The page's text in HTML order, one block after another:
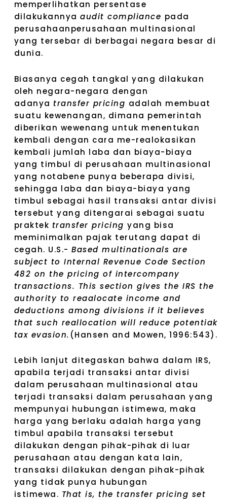
memperlihatkan persentase
dilakukannyaaudit compliance pada
perusahaanperusahaan multinasional
yang tersebar di berbagai negara besar di
dunia.
Biasanya cegah tangkal yang dilakukan
oleh negara-negara dengan
adanya transfer pricing adalah membuat
suatu kewenangan, dimana pemerintah
diberikan wewenang untuk menentukan
kembali dengan cara me-realokasikan
kembali jumlah laba dan biaya-biaya
yang timbul di perusahaan multinasional
yang notabene punya beberapa divisi,
sehingga laba dan biaya-biaya yang
timbul sebagai hasil transaksi antar divisi
tersebut yang ditengarai sebagai suatu
praktek transfer pricingyang bisa
meminimalkan pajak terutang dapat di
cegah. U.S.-Based multinationals are
subject to Internal Revenue Code Section
482 on the pricing of intercompany
transactions. This section gives the IRS the
authority to reaalocate income and
deductions among divisions if it believes
that such reallocation will reduce potentiak
tax evasion. (Hansen and Mowen, 1996:543).
Lebih lanjut ditegaskan bahwa dalam IRS,
apabila terjadi transaksi antar divisi
dalam perusahaan multinasional atau
terjadi transaksi dalam perusahaan yang
mempunyai hubungan istimewa, maka
harga yang berlaku adalah harga yang
timbul apabila transaksi tersebut
dilakukan dengan pihak-pihak di luar
perusahaan atau dengan kata lain,
transaksi dilakukan dengan pihak-pihak
yang tidak punya hubungan
istimewa. That is, the transfer pricing set